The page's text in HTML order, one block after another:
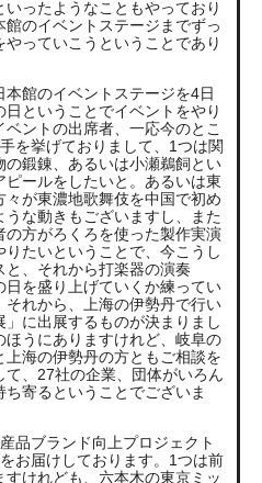
ったようなこともやっており
館のイベントステージまでずっ
っていこうということであり
館のイベントステージを4日
ということでイベントをやり
ントの出席者、一応今のとこ
を挙げておりまして、1つは関
鍛錬、あるいは小瀬鵜飼とい
ピールをしたいと。あるいは東
が東濃地歌舞伎を中国で初め
うな動きもございますし、また
の方がろくろを使った製作実演
りたいということで、今こうし
と、それから打楽器の演奏
を盛り上げていくか練ってい
それから、上海の伊勢丹で行い
」に出展するものが決まりまし
ほうにありますけれど、岐阜の
海の伊勢丹の方ともご相談を
て、27社の企業、団体がいろん
寄るということでございま
品ブランド向上プロジェクト
お届けしております。1つは前
けれども、六本木の東京ミッ